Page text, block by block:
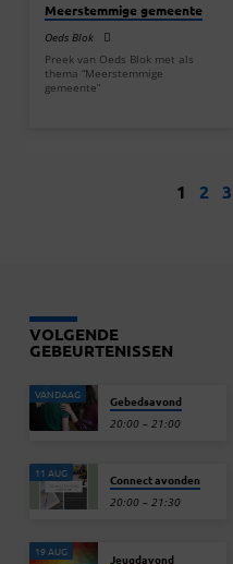
Meerstemmige gemeente
Oeds Blok
Preek van Oeds Blok met als
thema “Meerstemmige
gemeente”
1 2 3
VOLGENDE
GEBEURTENISSEN
VANDAAG Gebedsavond
20:00 – 21:00
11 AUG Connect avonden
20:00 – 21:30
19 AUG Jeugdavond